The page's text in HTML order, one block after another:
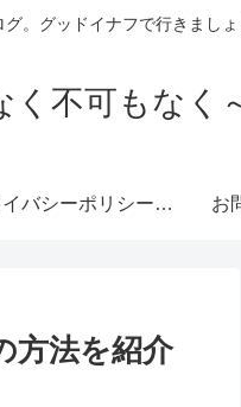
。グッドイナフで行きましょ
く不可もなく
プライバシーポリシー・免責事項 お
方法を紹介